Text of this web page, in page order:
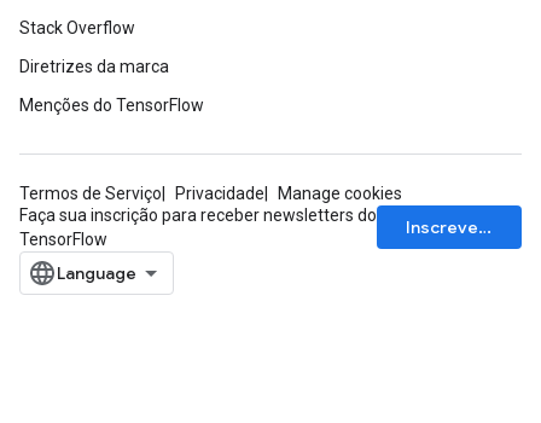
Stack Overflow
Diretrizes da marca
Menções do TensorFlow
Termos de Serviço Privacidade
Manage cookies
Faça sua inscrição para receber newsletters do
TensorFlow
Inscrever-se